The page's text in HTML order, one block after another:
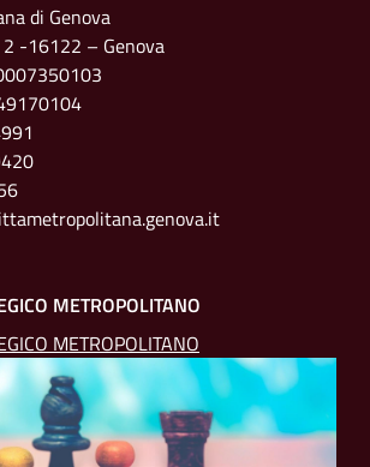
di Genova
-16122 – Genova
METROPOLITANO
METROPOLITANO